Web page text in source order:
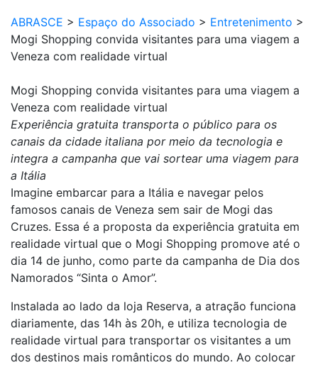
ABRASCE > Espaço do Associado > Entretenimento >
Mogi Shopping convida visitantes para uma viagem a
Veneza com realidade virtual
Mogi Shopping convida visitantes para uma viagem a
Veneza com realidade virtual
Experiência gratuita transporta o público para os
canais da cidade italiana por meio da tecnologia e
integra a campanha que vai sortear uma viagem para
a Itália
Imagine embarcar para a Itália e navegar pelos
famosos canais de Veneza sem sair de Mogi das
Cruzes. Essa é a proposta da experiência gratuita em
realidade virtual que o Mogi Shopping promove até o
dia 14 de junho, como parte da campanha de Dia dos
Namorados “Sinta o Amor”.
Instalada ao lado da loja Reserva, a atração funciona
diariamente, das 14h às 20h, e utiliza tecnologia de
realidade virtual para transportar os visitantes a um
dos destinos mais românticos do mundo. Ao colocar